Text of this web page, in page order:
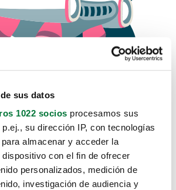
sus datos
1022 socios procesamos sus
su dirección IP, con tecnologías
almacenar y acceder la
con el fin de ofrecer
personalizados, medición de
investigación de audiencia y
no sabemos como
hasta aquí.